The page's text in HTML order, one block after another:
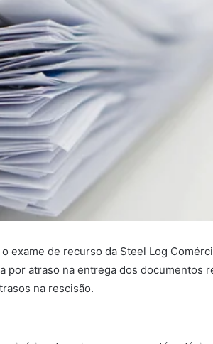
exame de recurso da Steel Log
por atraso na entrega dos
na rescisão.